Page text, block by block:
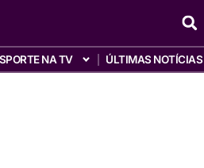
NA TV ÚLTIMAS NOTÍCIAS